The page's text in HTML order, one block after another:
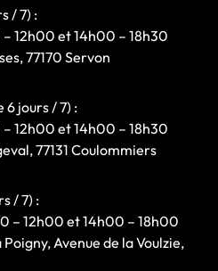
/ 7) :
12h00 et 14h00 – 18h30
77170 Servon
jours / 7) :
12h00 et 14h00 – 18h30
77131 Coulommiers
/ 7) :
– 12h00 et 14h00 – 18h00
Avenue de la Voulzie,